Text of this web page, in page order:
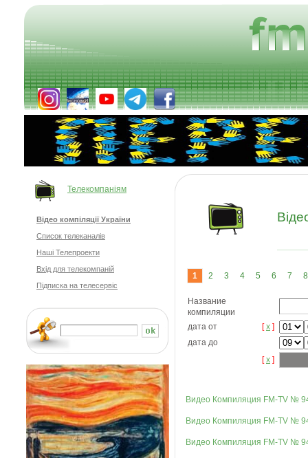
Телекомпаніям
Відео компіляції України
Список телеканалів
Наші Телепроекти
Вхід для телекомпаній
Підписка на телесервіс
1 2 3 4 5 6 7 8
Название
компиляции
дата от
[x ]
дата до
[x ]
Видео Компиляция FM-TV №
Видео Компиляция FM-TV №
Видео Компиляция FM-TV №